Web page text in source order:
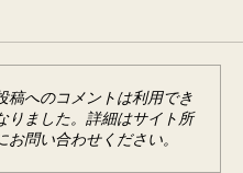
6月 イベント宿泊
稿へのコメントは利用でき
りました。詳細はサイト所
お問い合わせください。